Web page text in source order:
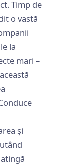
Timp de
o vastă
la
mari –
și